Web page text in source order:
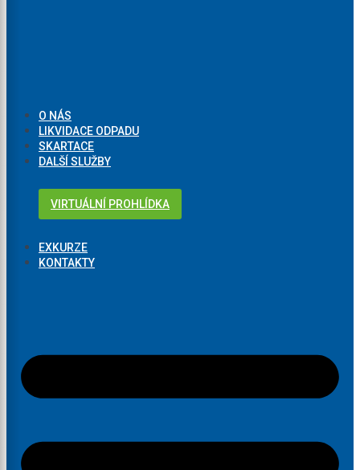
O NÁS
LIKVIDACE ODPADU
SKARTACE
DALŠÍ SLUŽBY
VIRTUÁLNÍ PROHLÍDKA
EXKURZE
KONTAKTY